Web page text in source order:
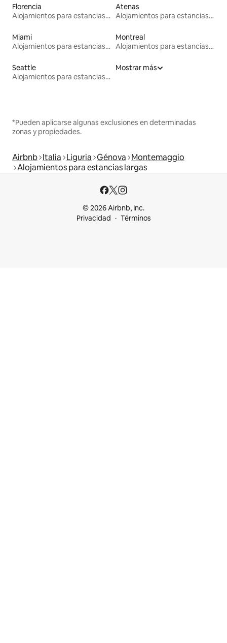
Florencia
Alojamientos para estancias largas
Atenas
Alojamientos para estancias largas
Miami
Alojamientos para estancias largas
Montreal
Alojamientos para estancias largas
Seattle
Alojamientos para estancias largas
Mostrar más
*Pueden aplicarse algunas exclusiones en determinadas
zonas y propiedades.
Airbnb Italia Liguria Génova Montemaggio
Alojamientos para estancias largas
© 2026 Airbnb, Inc.
Privacidad
Términos